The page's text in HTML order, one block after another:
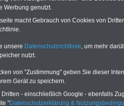
§ 24 Berechnung und
Dienst
und sparen:
-
Vergleich Gesetzliche
-
Werbung genutzt.
macht Gebrauch von Cookies von
unsere Datenschutzrichtlinie , um mehr
nutzt.
von "Zustimmung" geben Sie dieser
Gerät zu speichern.
- einschließlich Google - ebenfalls
"Datenschutzerklärung &